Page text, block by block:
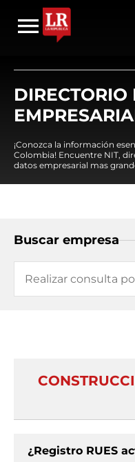
DIRECTORIO
¡Conozca la información
Colombia! Encuentre NIT,
datos empresarial mas
Buscar empresa
¿Registro RUES